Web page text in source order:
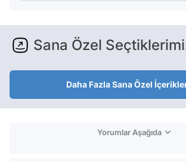
Sana Özel
Daha Fazla Sana Özel
Yorumlar Aşağıda